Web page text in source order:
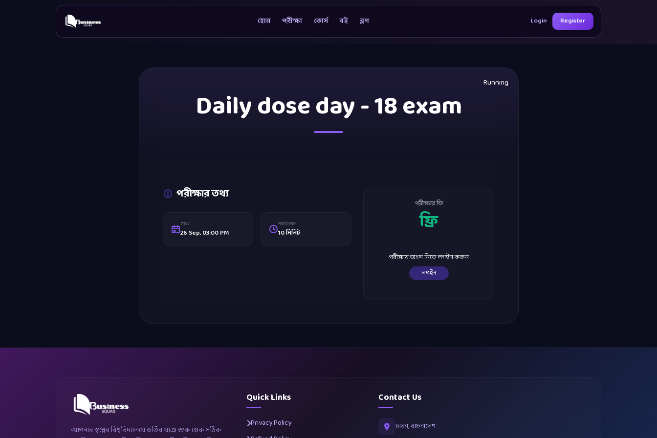
হোম পরীক্ষা কোর্স বই ব্লগ Login Register
Running
Daily dose day - 18 exam
পরীক্ষার তথ্য
শুরু
26 Sep, 03:00 PM
সময়কাল
10 মিনিট
পরীক্ষার ফি
ফ্রি
পরীক্ষায় অংশ নিতে লগইন করুন
লগইন
আপনার স্বপ্নের বিশ্ববিদ্যালয়ে ভর্তির যাত্রা শুরু হোক সঠিক
Quick Links
Privacy Policy
Contact Us
ঢাকা, বাংলাদেশ